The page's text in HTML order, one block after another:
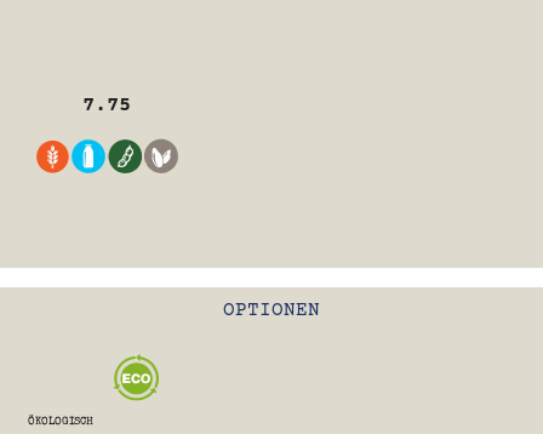
7.75
OPTIONEN
ÖKOLOGISCH